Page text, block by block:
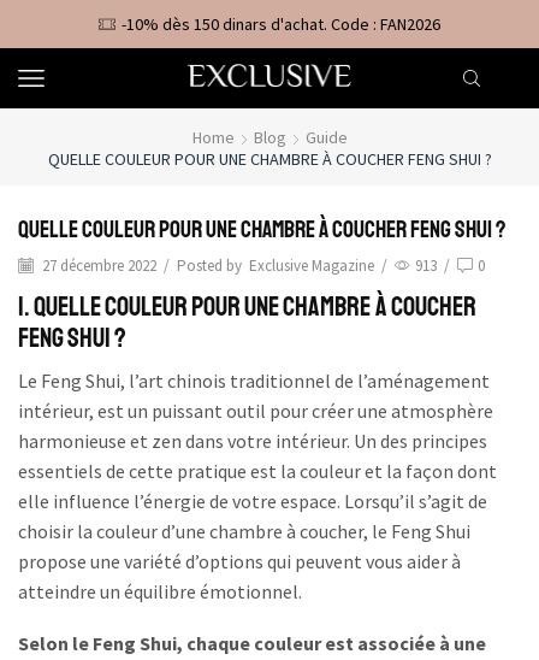
-10% dès 150 dinars d'achat. Code : FAN2026
Home Blog
Guide
QUELLE COULEUR POUR UNE CHAMBRE À COUCHER FENG SHUI ?
Quelle couleur pour une chambre à coucher feng shui ?
27 décembre 2022 / Posted by Exclusive Magazine / 913 / 0
I. Quelle couleur pour une chambre à coucher
Feng Shui ?
Le Feng Shui, l’art chinois traditionnel de l’aménagement
intérieur, est un puissant outil pour créer une atmosphère
harmonieuse et zen dans votre intérieur. Un des principes
essentiels de cette pratique est la couleur et la façon dont
elle influence l’énergie de votre espace. Lorsqu’il s’agit de
choisir la couleur d’une chambre à coucher, le Feng Shui
propose une variété d’options qui peuvent vous aider à
atteindre un équilibre émotionnel.
Selon le Feng Shui, chaque couleur est associée à une